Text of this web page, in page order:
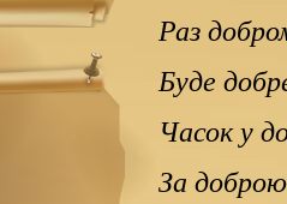
Раз
Буде
Часок у
За